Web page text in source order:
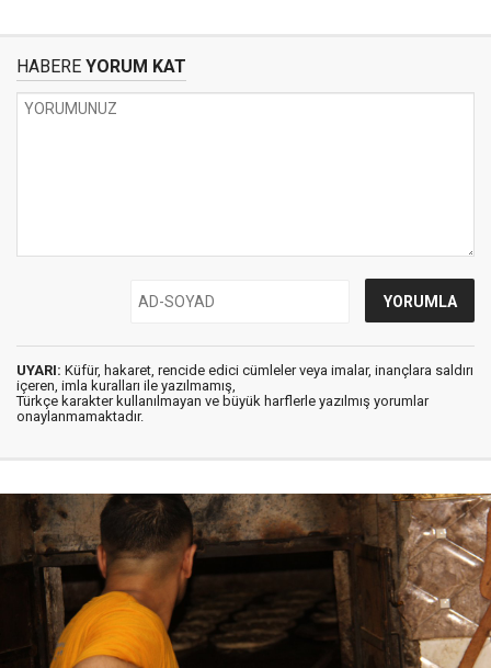
HABERE YORUM KAT
UYARI: Küfür, hakaret, rencide edici cümleler veya imalar, inançlara saldırı
içeren, imla kuralları ile yazılmamış,
Türkçe karakter kullanılmayan ve büyük harflerle yazılmış yorumlar
onaylanmamaktadır.